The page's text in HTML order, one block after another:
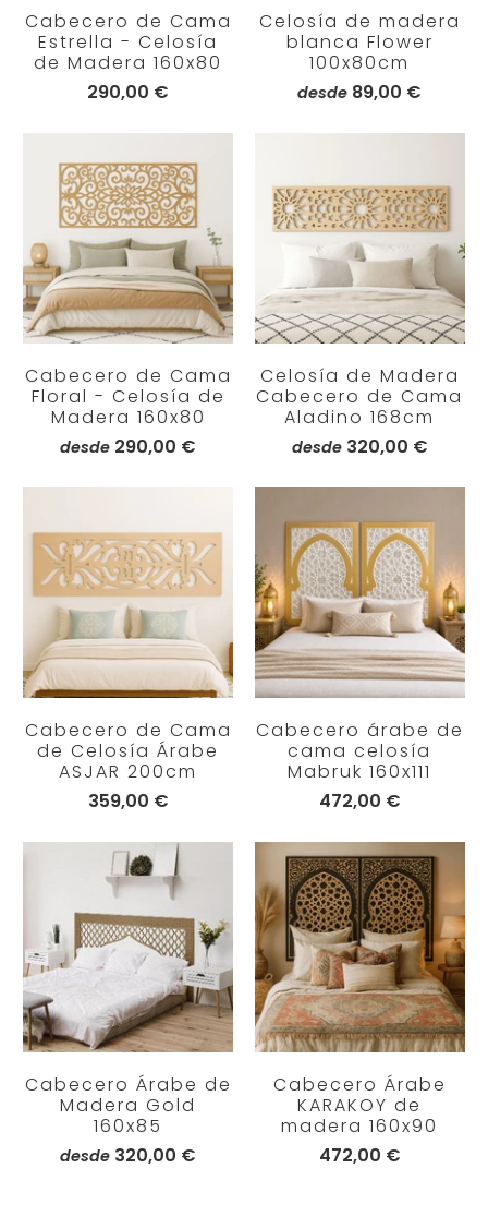
Cabecero de Cama
Estrella - Celosía
de Madera 160x80
290,00 €
Celosía de madera
blanca Flower
100x80cm
desde 89,00 €
Cabecero de Cama
Floral - Celosía de
Madera 160x80
desde 290,00 €
Celosía de Madera
Cabecero de Cama
Aladino 168cm
desde 320,00 €
Cabecero de Cama
de Celosía Árabe
ASJAR 200cm
359,00 €
Cabecero árabe de
cama celosía
Mabruk 160x111
472,00 €
Cabecero Árabe de
Madera Gold
160x85
desde 320,00 €
Cabecero Árabe
KARAKOY de
madera 160x90
472,00 €